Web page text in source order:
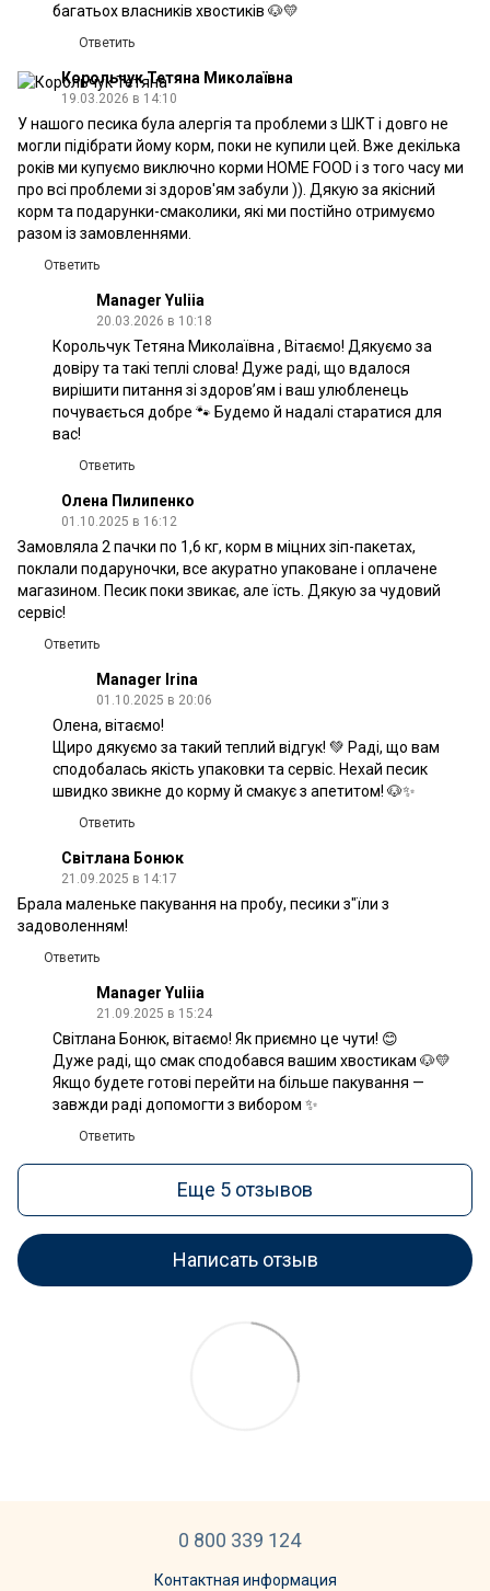
багатьох власників хвостиків 🐶💛
Ответить
Корольчук Тетяна Миколаївна
19.03.2026 в 14:10
У нашого песика була алергія та проблеми з ШКТ і довго не
могли підібрати йому корм, поки не купили цей. Вже декілька
років ми купуємо виключно корми HOME FOOD і з того часу ми
про всі проблеми зі здоров'ям забули )). Дякую за якісний
корм та подарунки-смаколики, які ми постійно отримуємо
разом із замовленнями.
Ответить
Manager Yuliia
20.03.2026 в 10:18
Корольчук Тетяна Миколаївна , Вітаємо! Дякуємо за
довіру та такі теплі слова! Дуже раді, що вдалося
вирішити питання зі здоров’ям і ваш улюбленець
почувається добре 🐾 Будемо й надалі старатися для
вас!
Ответить
Олена Пилипенко
01.10.2025 в 16:12
Замовляла 2 пачки по 1,6 кг, корм в міцних зіп-пакетах,
поклали подаруночки, все акуратно упаковане і оплачене
магазином. Песик поки звикає, але їсть. Дякую за чудовий
сервіс!
Ответить
Manager Irina
01.10.2025 в 20:06
Олена, вітаємо!
Щиро дякуємо за такий теплий відгук! 💚 Раді, що вам
сподобалась якість упаковки та сервіс. Нехай песик
швидко звикне до корму й смакує з апетитом! 🐶✨
Ответить
Світлана Бонюк
21.09.2025 в 14:17
Брала маленьке пакування на пробу, песики з"їли з
задоволенням!
Ответить
Manager Yuliia
21.09.2025 в 15:24
Світлана Бонюк, вітаємо! Як приємно це чути! 😊
Дуже раді, що смак сподобався вашим хвостикам 🐶💛
Якщо будете готові перейти на більше пакування —
завжди раді допомогти з вибором ✨
Ответить
Еще 5 отзывов
Написать отзыв
0 800 339 124
Контактная информация